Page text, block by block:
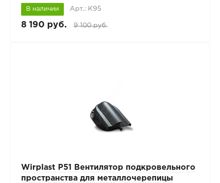
В наличии Арт.: К95
8 190 руб. 9 100 руб.
Wirplast P51 Вентилятор подкровельного
пространства для металлочерепицы